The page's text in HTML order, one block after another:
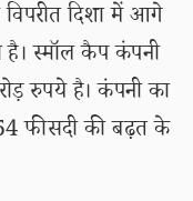
विपरीत दिशा में आगे
है। स्मॉल कैप कंपनी
रुपये है। कंपनी का
फीसदी की बढ़त के